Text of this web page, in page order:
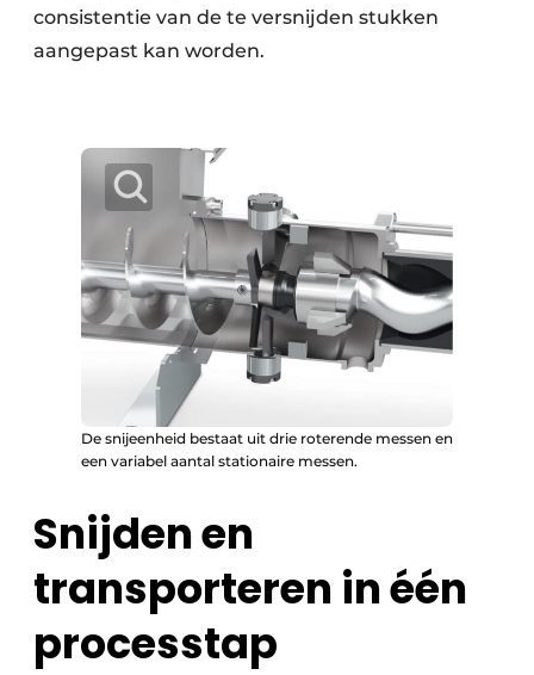
consistentie van de te versnijden stukken
aangepast kan worden.
De snijeenheid bestaat uit drie roterende messen en
een variabel aantal stationaire messen.
Snijden en
transporteren in één
processtap